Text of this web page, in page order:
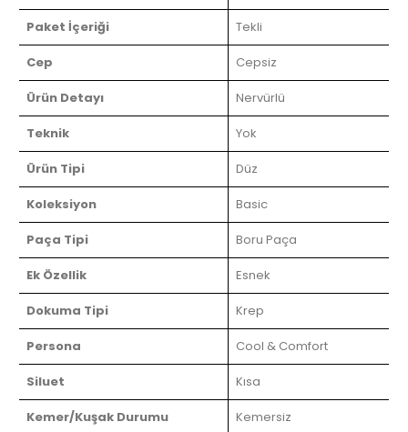
Paket İçeriği Tekli
Cep Cepsiz
Ürün Detayı Nervürlü
Teknik Yok
Ürün Tipi Düz
Koleksiyon Basic
Paça Tipi Boru Paça
Ek Özellik Esnek
Dokuma Tipi Krep
Persona Cool & Comfort
Siluet Kısa
Kemer/Kuşak Durumu Kemersiz